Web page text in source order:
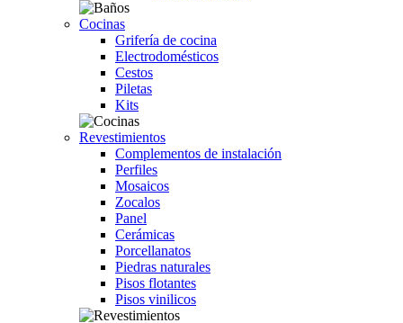
Cocinas
Grifería de cocina
Electrodomésticos
Cestos
Piletas
Kits
Revestimientos
Complementos de instalación
Perfiles
Mosaicos
Zocalos
Panel
Cerámicas
Porcellanatos
Piedras naturales
Pisos flotantes
Pisos vinilicos